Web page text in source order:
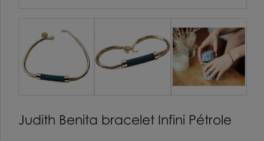
Judith Benita bracelet Infini Pétrole